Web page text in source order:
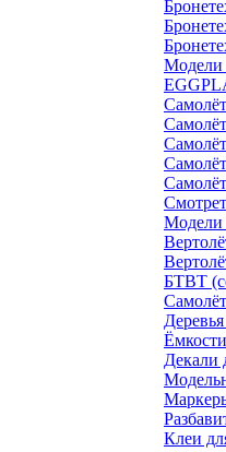
Модели
Модели
БТВТ
Декали
Клеи